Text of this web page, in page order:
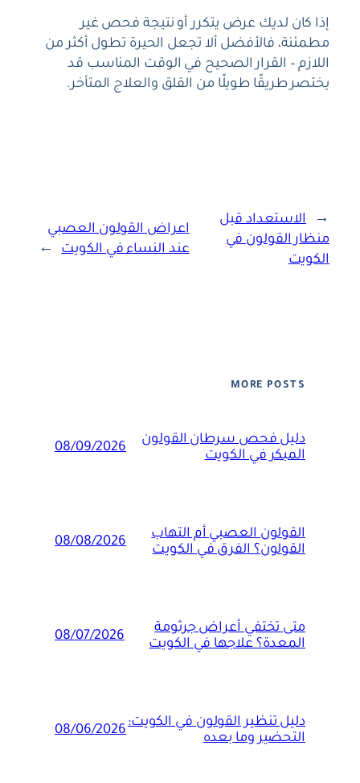
إذا كان لديك عرض يتكرر أو نتيجة فحص غير
مطمئنة، فالأفضل ألا تجعل الحيرة تطول أكثر من
اللازم – القرار الصحيح في الوقت المناسب قد
يختصر طريقًا طويلًا من القلق والعلاج المتأخر.
←
الاستعداد قبل
منظار القولون في
الكويت
اعراض القولون العصبي
عند النساء في الكويت
→
MORE POSTS
دليل فحص سرطان القولون
المبكر في الكويت
08/09/2026
القولون العصبي أم التهاب
القولون؟ الفرق في الكويت
08/08/2026
متى تختفي أعراض جرثومة
المعدة؟ علاجها في الكويت
08/07/2026
دليل تنظير القولون في الكويت:
التحضير وما بعده
08/06/2026